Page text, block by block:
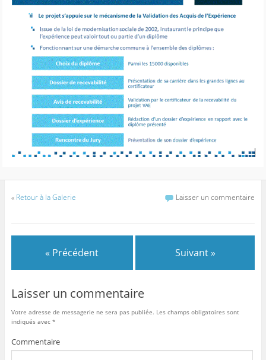
« Retour à la Galerie Laisser un commentaire
« Précédent Suivant »
Laisser un commentaire
Votre adresse de messagerie ne sera pas publiée. Les champs obligatoires sont
indiqués avec *
Commentaire